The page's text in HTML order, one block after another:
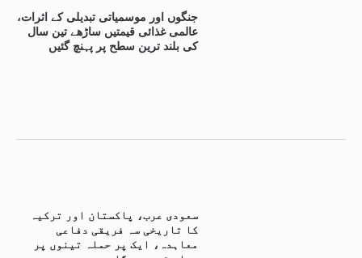
جنگوں اور موسمیاتی تبدیلی کے اثرات،
عالمی غذائی قیمتیں ساڑھے تین سال
کی بلند ترین سطح پر پہنچ گئیں
سعودی عرب، پاکستان اور ترکیہ
کا تاریخی سہ فریقی دفاعی
معاہدہ، ایک پر حملہ تینوں پر